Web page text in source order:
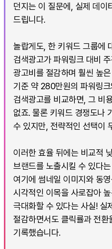
던지는 이 질문에, 실제 데이
드립니다.
놀랍게도, 한 키워드 그룹에
검색광고가 파워링크 대비
광고비를 절감하며 훨씬 높
기준 약 280만원의 파워링
검색광고를 비교하면, 그 비
없죠. 물론 키워드 경쟁도나
수 있지만, 전략적인 선택이
이러한 효율 뒤에는 비교적
브랜드를 노출시킬 수 있다
여기에 썸네일 이미지와 동
시각적인 이목을 사로잡아
극대화할 수 있다는 사실! 실
절감하면서도 클릭률과 전
기록했습니다.